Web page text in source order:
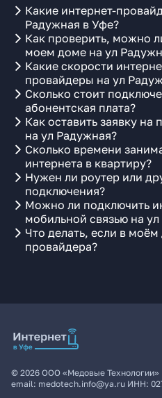
Какие интернет-
Радужная в Уфе?
Как проверить, можно
моем доме на ул
Какие скорости
провайдеры на ул
Сколько стоит
абонентская плата?
Как оставить заявку на
на ул Радужная?
Сколько времени
интернета в квартиру?
Нужен ли роутер или
подключения?
Можно ли подключить
мобильной связью на
Что делать, если в
провайдера?
© 2026 ООО «Медовые Технологии»
email: medotech.info@ya.ru ИНН: